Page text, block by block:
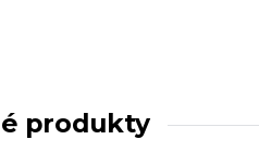
produkty